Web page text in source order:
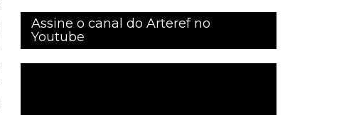
Assine o canal do Arteref no
Youtube